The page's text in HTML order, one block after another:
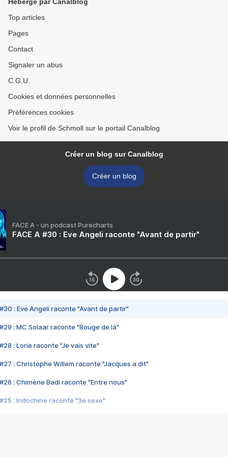
Top articles
Pages
Contact
Signaler un abus
C.G.U.
Cookies et données personnelles
Préférences cookies
Voir le profil de Schmoll sur le portail Canalblog
Créer un blog sur Canalblog
Créer un blog
FACE A - un podcast Purecharts
FACE A #30 : Eve Angeli raconte "Avant de partir"
#30 : Eve Angeli raconte "Avant de partir"
#29 : MC Solaar raconte "Bouge de là"
#28 : Lorie raconte "Je vais vite"
#27 : Christophe Willem raconte "Jacques a dit"
#26 : Chimène Badi raconte "Entre nous"
#25 : Indochine raconte "3e sexe"